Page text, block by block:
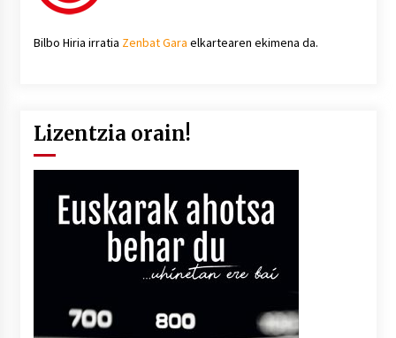
Bilbo Hiria irratia Zenbat Gara elkartearen ekimena da.
Lizentzia orain!